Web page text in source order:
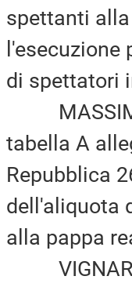
spettanti
di spettatori
tabella A
Repubblica
dell'aliquota
alla pappa